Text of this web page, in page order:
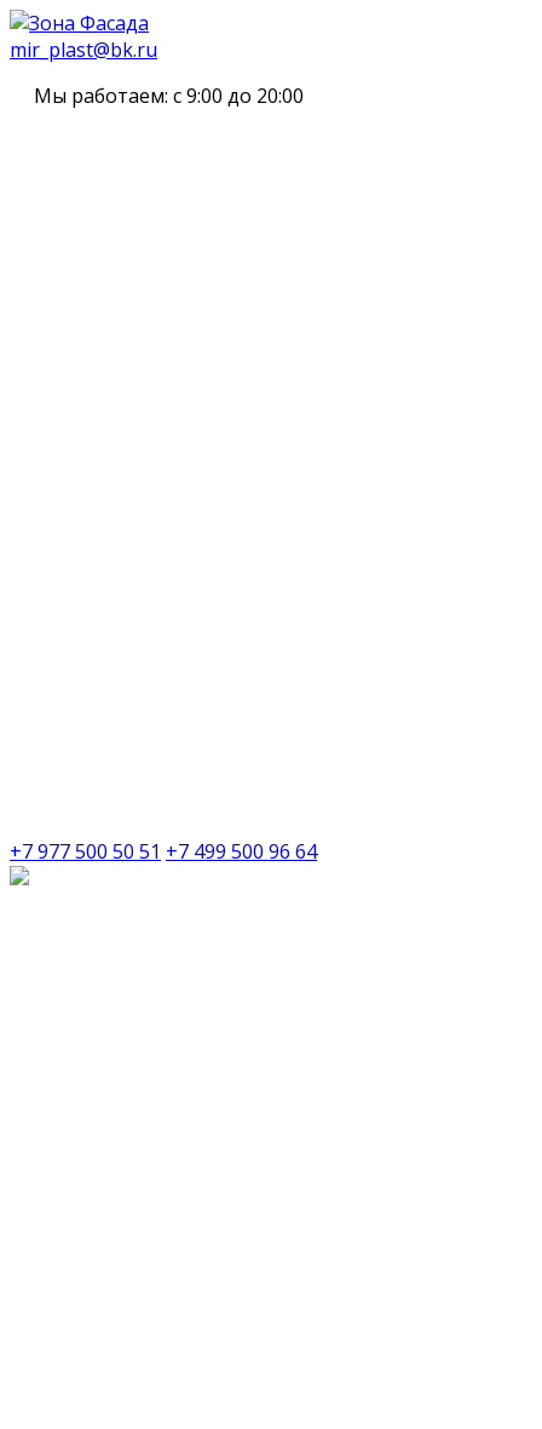
mir_plast@bk.ru
Мы работаем: с 9:00 до 20:00
+7 977 500 50 51 +7 499 500 96 64